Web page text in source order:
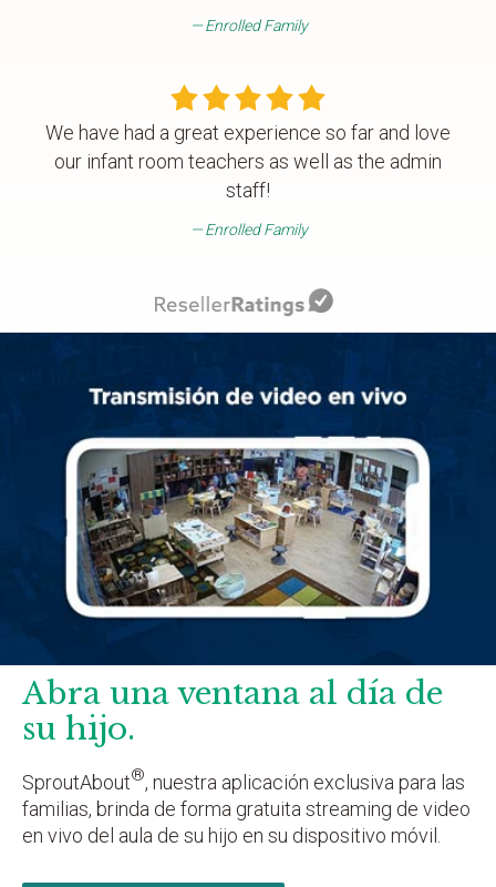
Enrolled Family
We have had a great experience so far and love
our infant room teachers as well as the admin
staff!
Enrolled Family
Abra una ventana al día de
su hijo.
SproutAbout®, nuestra aplicación exclusiva para las
familias, brinda de forma gratuita streaming de video
en vivo del aula de su hijo en su dispositivo móvil.